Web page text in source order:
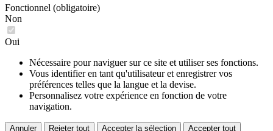
Fonctionnel (obligatoire)
Non
Oui
Nécessaire pour naviguer sur ce site et utiliser ses fonctions.
Vous identifier en tant qu'utilisateur et enregistrer vos
préférences telles que la langue et la devise.
Personnalisez votre expérience en fonction de votre
navigation.
Annuler Rejeter tout Accepter la sélection Accepter tout